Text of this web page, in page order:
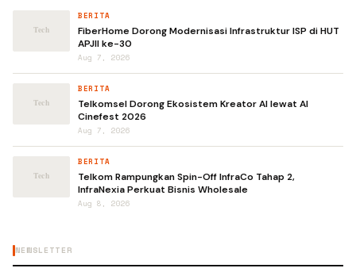
BERITA
FiberHome Dorong Modernisasi Infrastruktur ISP di HUT
APJII ke-30
Aug 7, 2026
BERITA
Telkomsel Dorong Ekosistem Kreator AI lewat AI
Cinefest 2026
Aug 7, 2026
BERITA
Telkom Rampungkan Spin-Off InfraCo Tahap 2,
InfraNexia Perkuat Bisnis Wholesale
Aug 8, 2026
NEWSLETTER